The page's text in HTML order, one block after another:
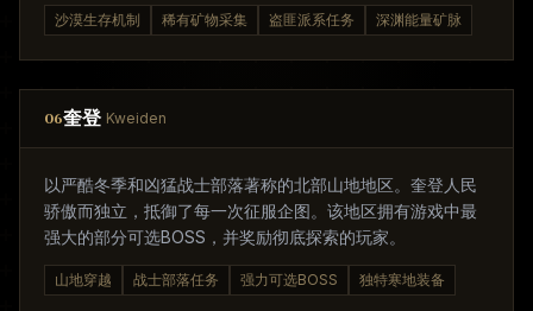
沙漠生存机制 稀有矿物采集 盗匪派系任务 深渊能量矿脉
06奎登 Kweiden
以严酷冬季和凶猛战士部落著称的北部山地地区。奎登人民
骄傲而独立，抵御了每一次征服企图。该地区拥有游戏中最
强大的部分可选BOSS，并奖励彻底探索的玩家。
山地穿越 战士部落任务 强力可选BOSS 独特寒地装备